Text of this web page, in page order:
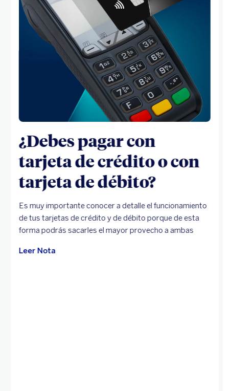
¿Debes pagar con
tarjeta de crédito o con
tarjeta de débito?
Es muy importante conocer a detalle el funcionamiento
de tus tarjetas de crédito y de débito porque de esta
forma podrás sacarles el mayor provecho a ambas
Leer Nota